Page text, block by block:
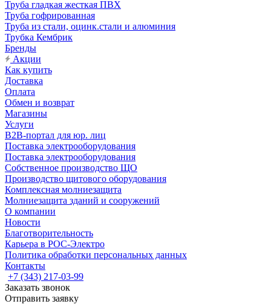
Труба гладкая жесткая ПВХ
Труба гофрированная
Труба из стали, оцинк.стали и алюминия
Трубка Кембрик
Бренды
Акции
Как купить
Доставка
Оплата
Обмен и возврат
Магазины
Услуги
B2B-портал для юр. лиц
Поставка электрооборудования
Поставка электрооборудования
Собственное производство ЩО
Производство щитового оборудования
Комплексная молниезащита
Молниезащита зданий и сооружений
О компании
Новости
Благотворительность
Карьера в РОС-Электро
Политика обработки персональных данных
Контакты
+7 (343) 217-03-99
Заказать звонок
Отправить заявку